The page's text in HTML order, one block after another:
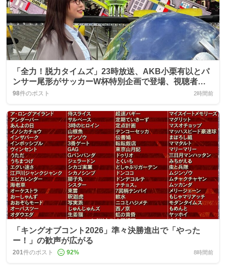
「全力！脱力タイムズ」23時放送、AKB小栗有以とパ
ンサー尾形がサッカーW杯特別企画で登場、視聴者は
「夢」や「面白さ」に歓喜
98件のポスト 2時間前
「キングオブコント2026」準々決勝進出で「やった
ー！」の歓声が広がる
201件のポスト 92% 8時間前